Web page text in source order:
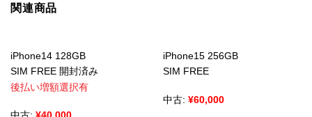
関連商品
iPhone14 128GB
SIM FREE 開封済み
後払い増額選択有
iPhone15 256GB
SIM FREE
中古: ¥60,000